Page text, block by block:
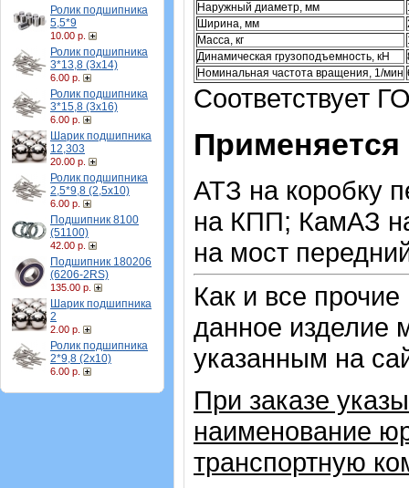
Ролик подшипника
5,5*9
10.00 р.
Ролик подшипника
3*13,8 (3х14)
6.00 р.
Ролик подшипника
3*15,8 (3х16)
6.00 р.
Шарик подшипника
12,303
20.00 р.
Ролик подшипника
2,5*9,8 (2,5х10)
6.00 р.
Подшипник 8100
(51100)
42.00 р.
Подшипник 180206
(6206-2RS)
135.00 р.
Шарик подшипника
2
2.00 р.
Ролик подшипника
2*9,8 (2х10)
6.00 р.
Наружный диаметр, мм
Ширина, мм
Масса, кг
Динамическая грузоподъемность, кН
Номинальная частота вращения, 1/мин
Соответствует
АТЗ на коробку
на КПП; КамАЗ
на мост
Как и все
данное изделие
указанным на
При заказе
наименование
транспортную